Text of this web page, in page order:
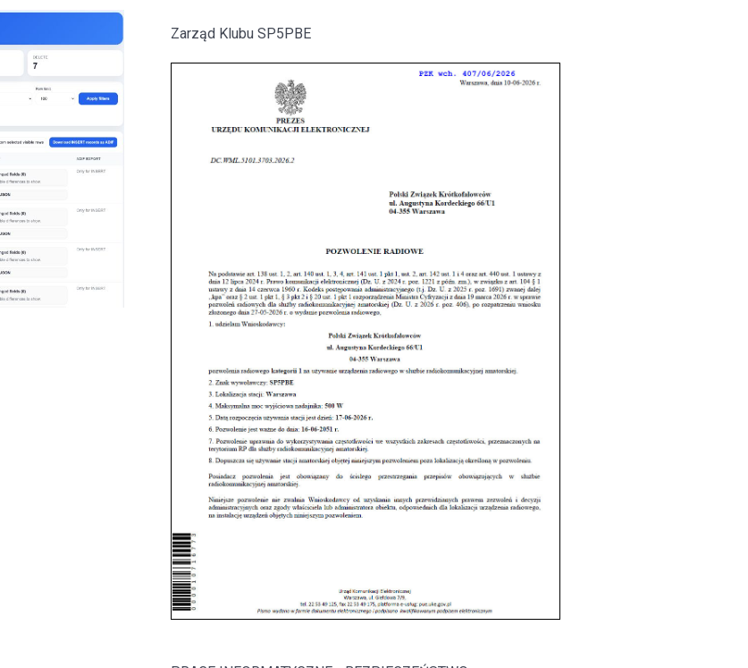
Zarząd Klubu SP5PBE